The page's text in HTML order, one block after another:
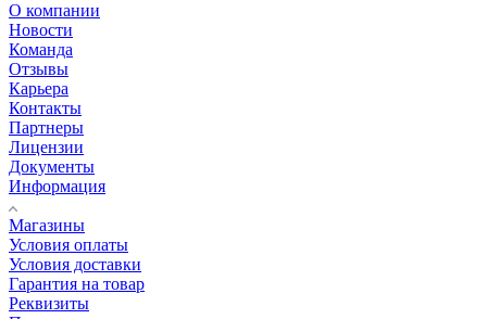
О компании
Новости
Команда
Отзывы
Карьера
Контакты
Партнеры
Лицензии
Документы
Информация
Магазины
Условия оплаты
Условия доставки
Гарантия на товар
Реквизиты